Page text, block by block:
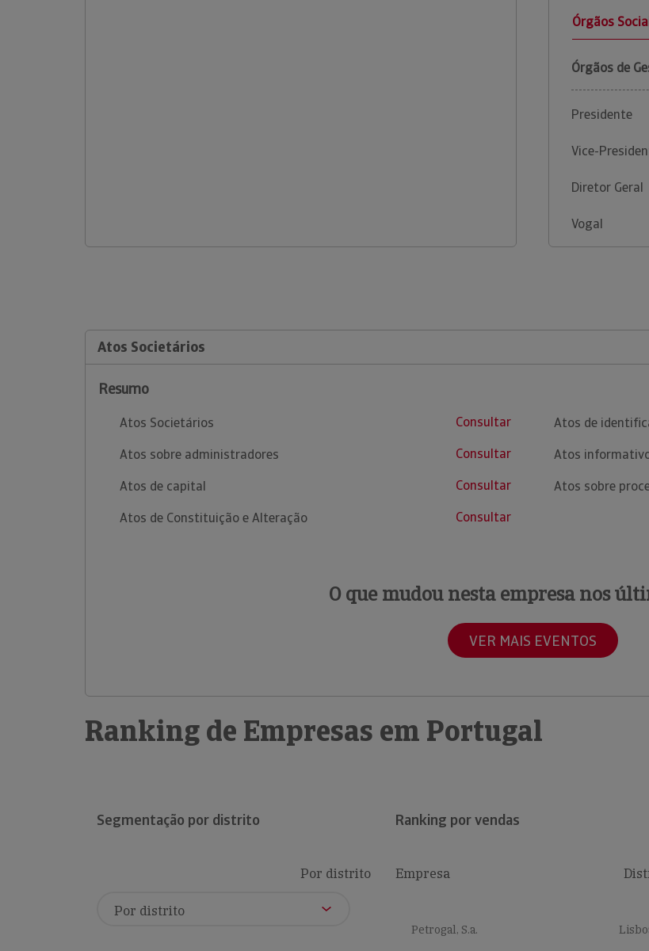
Órgãos
Órgãos de
Presidente
Vice-
Diretor Geral
Vogal
Atos Societários
Resumo
Atos Societários
Consultar
Atos sobre administradores
Consultar
Atos de capital
Consultar
Atos de Constituição e Alteração
Consultar
Atos de
Atos
Atos sobre
O que mudou nesta empresa nos
VER MAIS EVENTOS
Ranking de Empresas em Portugal
Segmentação por distrito
Por distrito
Ranking por vendas
Empresa
Petrogal, S.a.